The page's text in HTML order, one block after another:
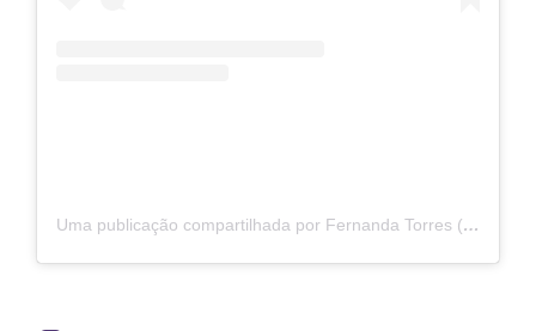
Uma publicação compartilhada por Fernanda Torres (@oficialfernandatorres)